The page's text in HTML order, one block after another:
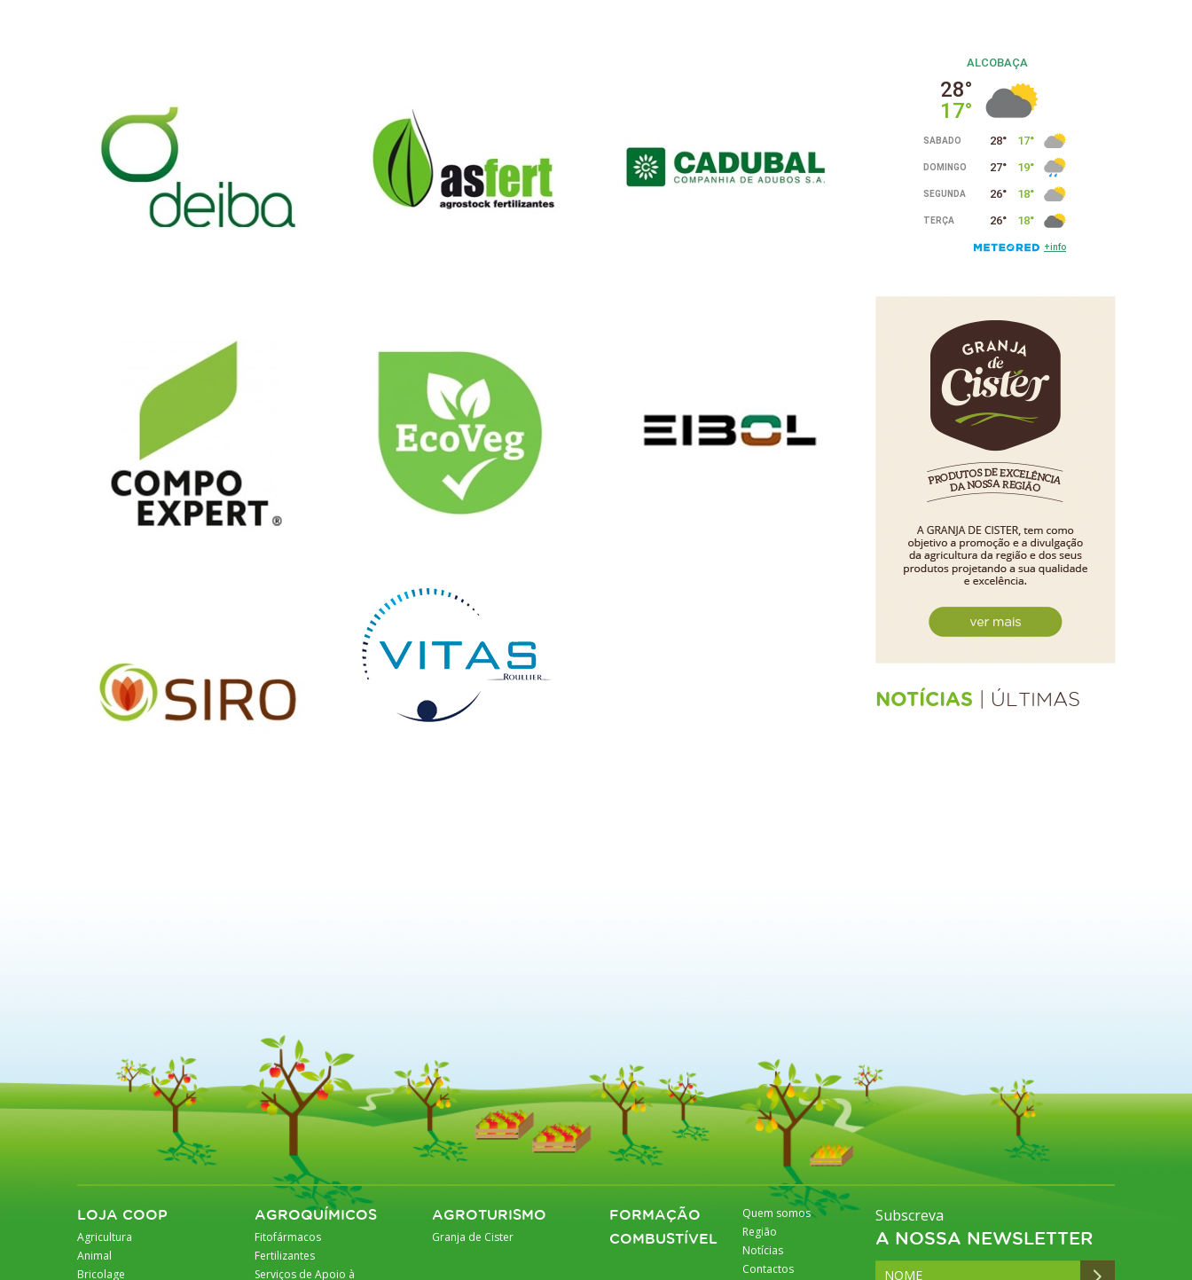
NOTÍCIAS | ÚLTIMAS
LOJA COOP
Agricultura
Animal
Bricolage
AGROQUÍMICOS
Fitofármacos
Fertilizantes
Serviços de Apoio à
AGROTURISMO
Granja de Cister
FORMAÇÃO
COMBUSTÍVEL
Quem somos
Região
Notícias
Contactos
Subscreva
A NOSSA NEWSLETTER